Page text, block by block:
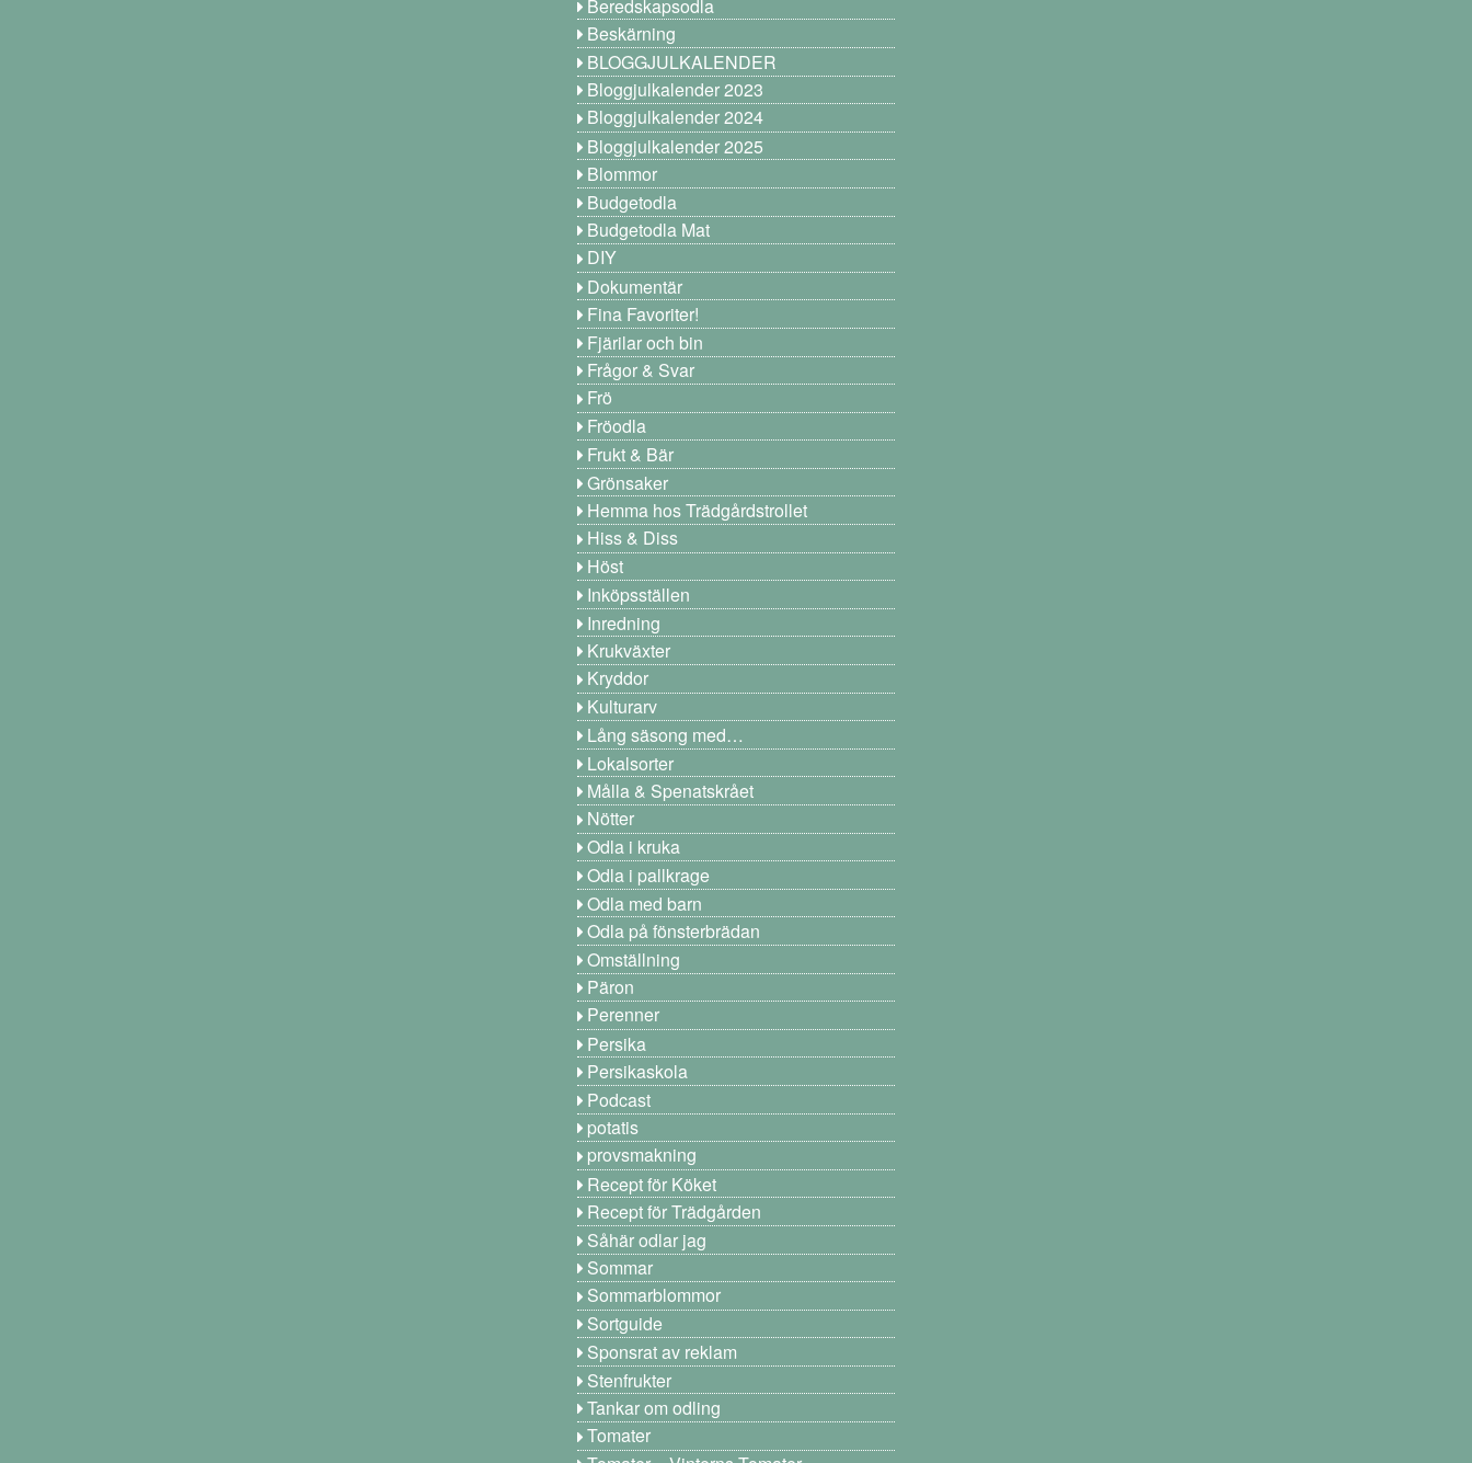
Beredskapsodla
Beskärning
BLOGGJULKALENDER
Bloggjulkalender 2023
Bloggjulkalender 2024
Bloggjulkalender 2025
Blommor
Budgetodla
Budgetodla Mat
DIY
Dokumentär
Fina Favoriter!
Fjärilar och bin
Frågor & Svar
Frö
Fröodla
Frukt & Bär
Grönsaker
Hemma hos Trädgårdstrollet
Hiss & Diss
Höst
Inköpsställen
Inredning
Krukväxter
Kryddor
Kulturarv
Lång säsong med…
Lokalsorter
Målla & Spenatskrået
Nötter
Odla i kruka
Odla i pallkrage
Odla med barn
Odla på fönsterbrädan
Omställning
Päron
Perenner
Persika
Persikaskola
Podcast
potatis
provsmakning
Recept för Köket
Recept för Trädgården
Såhär odlar jag
Sommar
Sommarblommor
Sortguide
Sponsrat av reklam
Stenfrukter
Tankar om odling
Tomater